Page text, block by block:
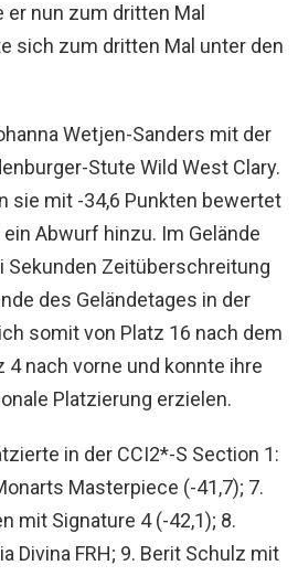
nun zum dritten Mal
sich zum dritten Mal unter den
Wetjen-Sanders mit der
Stute Wild West Clary.
sie mit -34,6 Punkten bewertet
Abwurf hinzu. Im Gelände
Sekunden Zeitüberschreitung
des Geländetages in der
somit von Platz 16 nach dem
4 nach vorne und konnte ihre
Platzierung erzielen.
in der CCI2*-S Section 1:
Masterpiece (-41,7); 7.
mit Signature 4 (-42,1); 8.
Divina FRH; 9. Berit Schulz mit